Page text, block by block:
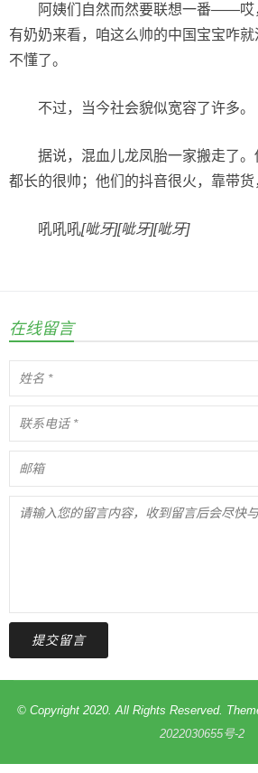
阿姨们自然而然要联想一番——哎
有奶奶来看，咱这么帅的中国宝宝咋
不懂了。
不过，当今社会貌似宽容了许多。
据说，混血儿龙凤胎一家搬走了。
都长的很帅；他们的抖音很火，靠带货
吼吼吼[呲牙][呲牙][呲牙]
在线留言
提交留言
© Copyright 2020. All Rights Reserved.
2022030655号-2